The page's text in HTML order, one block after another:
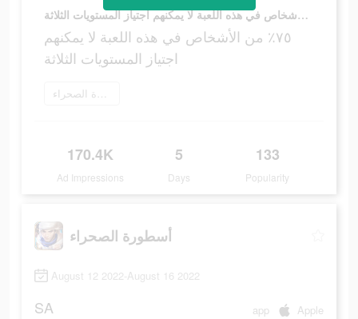
٧٥٪ من الأشخاص في هذه اللعبة لا يمكنهم اجتياز المستويات الثلاثة
٧٥٪ من الأشخاص في هذه اللعبة لا يمكنهم
اجتياز المستويات الثلاثة
تنزيل أسطورة الصحراء
170.4K
Ad Impressions
5
Days
133
Popularity
أسطورة الصحراء
August 12 2022-August 16 2022
SA app Apple